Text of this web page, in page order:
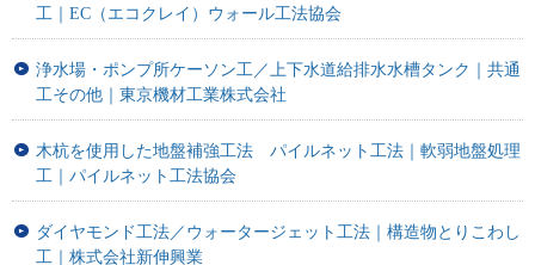
工｜EC（エコクレイ）ウォール工法協会
浄水場・ポンプ所ケーソン工／上下水道給排水水槽タンク｜共通
工その他｜東京機材工業株式会社
木杭を使用した地盤補強工法 パイルネット工法｜軟弱地盤処理
工｜パイルネット工法協会
ダイヤモンド工法／ウォータージェット工法｜構造物とりこわし
工｜株式会社新伸興業